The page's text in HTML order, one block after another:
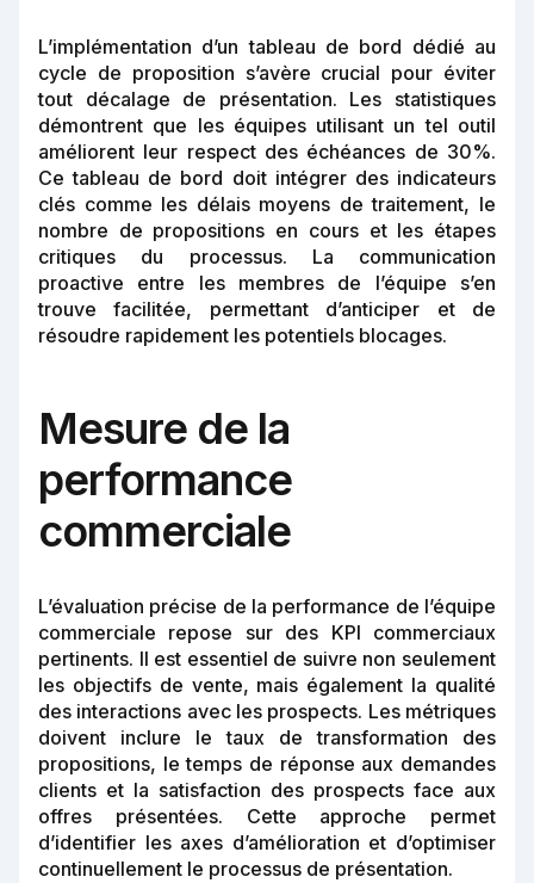
L’implémentation d’un tableau de bord dédié au
cycle de proposition s’avère crucial pour éviter
tout décalage de présentation. Les statistiques
démontrent que les équipes utilisant un tel outil
améliorent leur respect des échéances de 30%.
Ce tableau de bord doit intégrer des indicateurs
clés comme les délais moyens de traitement, le
nombre de propositions en cours et les étapes
critiques du processus. La communication
proactive entre les membres de l’équipe s’en
trouve facilitée, permettant d’anticiper et de
résoudre rapidement les potentiels blocages.
Mesure de la
performance
commerciale
L’évaluation précise de la performance de l’équipe
commerciale repose sur des KPI commerciaux
pertinents. Il est essentiel de suivre non seulement
les objectifs de vente, mais également la qualité
des interactions avec les prospects. Les métriques
doivent inclure le taux de transformation des
propositions, le temps de réponse aux demandes
clients et la satisfaction des prospects face aux
offres présentées. Cette approche permet
d’identifier les axes d’amélioration et d’optimiser
continuellement le processus de présentation.